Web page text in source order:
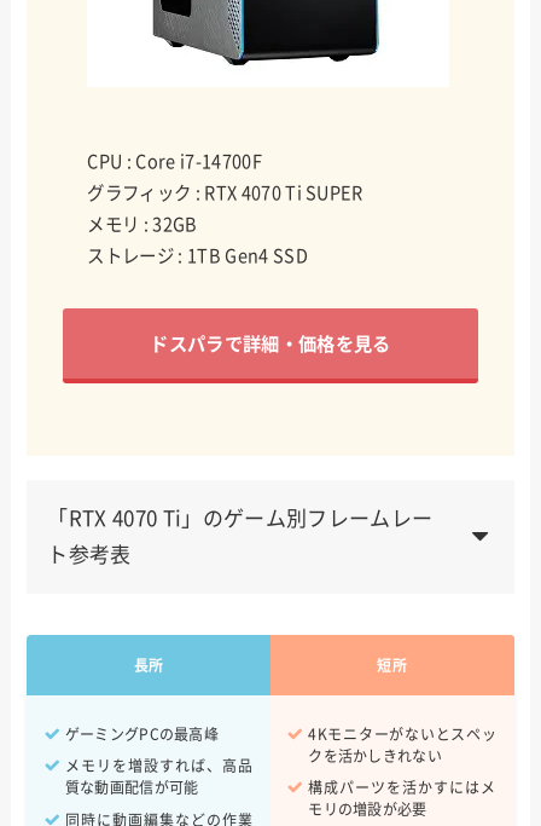
CPU : Core i7-14700F
グラフィック : RTX 4070 Ti SUPER
メモリ : 32GB
ストレージ : 1TB Gen4 SSD
ドスパラで詳細・価格を見る
「RTX 4070 Ti」のゲーム別フレームレー
ト参考表
VALORANT 600fps~
Fortnite 500fps~
Escape From Tarkov 140~180fps
長所 短所
ゲーミングPCの最高峰
メモリを増設すれば、高品
質な動画配信が可能
同時に動画編集などの作業
4Kモニターがないとスペッ
クを活かしきれない
構成パーツを活かすにはメ
モリの増設が必要